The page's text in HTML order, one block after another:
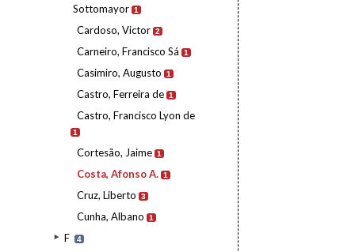
Sottomayor 1
Cardoso, Victor 2
Carneiro, Francisco Sá 1
Casimiro, Augusto 1
Castro, Ferreira de 1
Castro, Francisco Lyon de
1
Cortesão, Jaime 1
Costa, Afonso A. 1
Cruz, Liberto 3
Cunha, Albano 1
F 4